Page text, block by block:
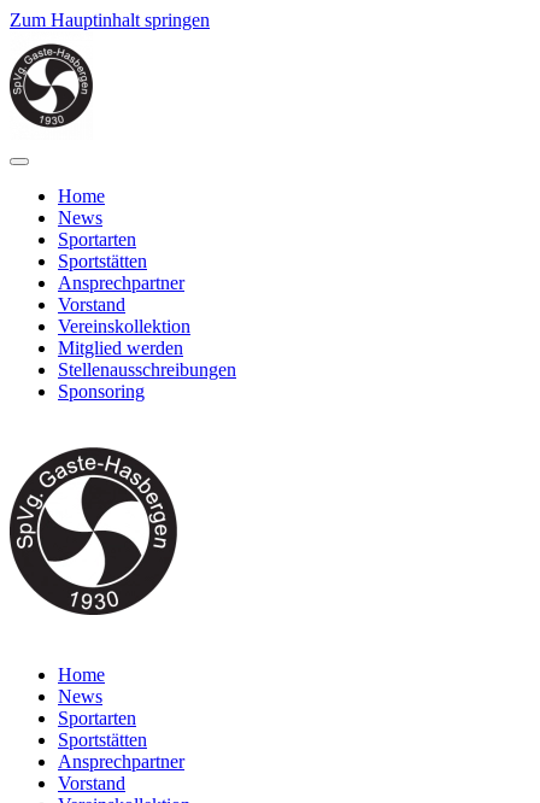
Zum Hauptinhalt springen
Home
News
Sportarten
Sportstätten
Ansprechpartner
Vorstand
Vereinskollektion
Mitglied werden
Stellenausschreibungen
Sponsoring
Home
News
Sportarten
Sportstätten
Ansprechpartner
Vorstand